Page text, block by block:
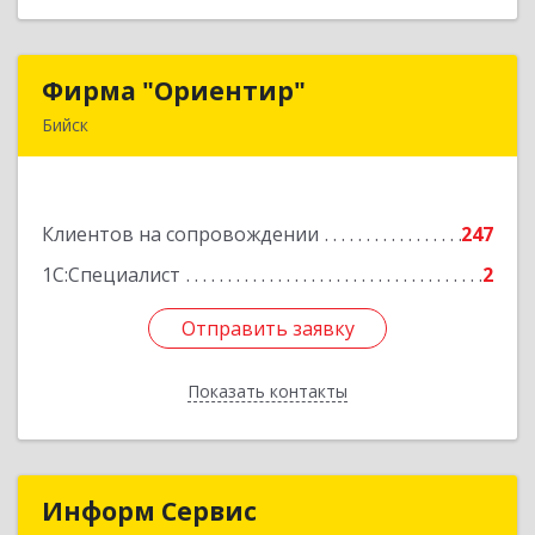
Фирма "Ориентир"
Бийск
Клиентов на сопровождении
247
1С:Специалист
2
Отправить заявку
Показать контакты
Фирма "Ориентир"
Подробнее
Отправить заявку
Назад
Информ Сервис